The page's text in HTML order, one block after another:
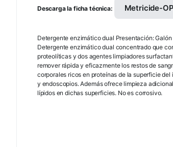
Descarga la ficha técnica: Metricide-
Detergente enzimático dual Presentación: Galón
Detergente enzimático dual concentrado que
proteolíticas y dos agentes limpiadores
remover rápida y eficazmente los restos de
corporales ricos en proteínas de la superficie
y endoscopios. Además ofrece limpieza
lípidos en dichas superficies. No es corrosivo.